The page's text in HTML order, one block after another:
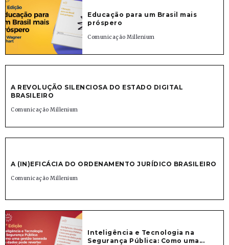
Educação para um Brasil mais
próspero
Comunicação Millenium
A REVOLUÇÃO SILENCIOSA DO ESTADO DIGITAL
BRASILEIRO
Comunicação Millenium
A (IN)EFICÁCIA DO ORDENAMENTO JURÍDICO BRASILEIRO
Comunicação Millenium
Inteligência e Tecnologia na
Segurança Pública: Como uma...